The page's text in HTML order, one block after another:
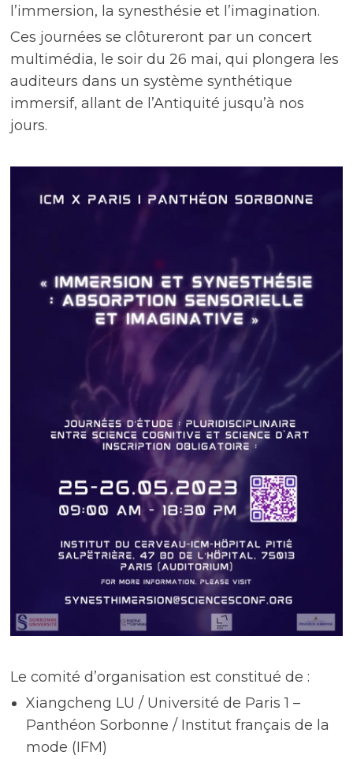
l’immersion, la synesthésie et l’imagination.
Ces journées se clôtureront par un concert
multimédia, le soir du 26 mai, qui plongera les
auditeurs dans un système synthétique
immersif, allant de l’Antiquité jusqu’à nos
jours.
Le comité d’organisation est constitué de :
Xiangcheng LU / Université de Paris 1 –
Panthéon Sorbonne / Institut français de la
mode (IFM)